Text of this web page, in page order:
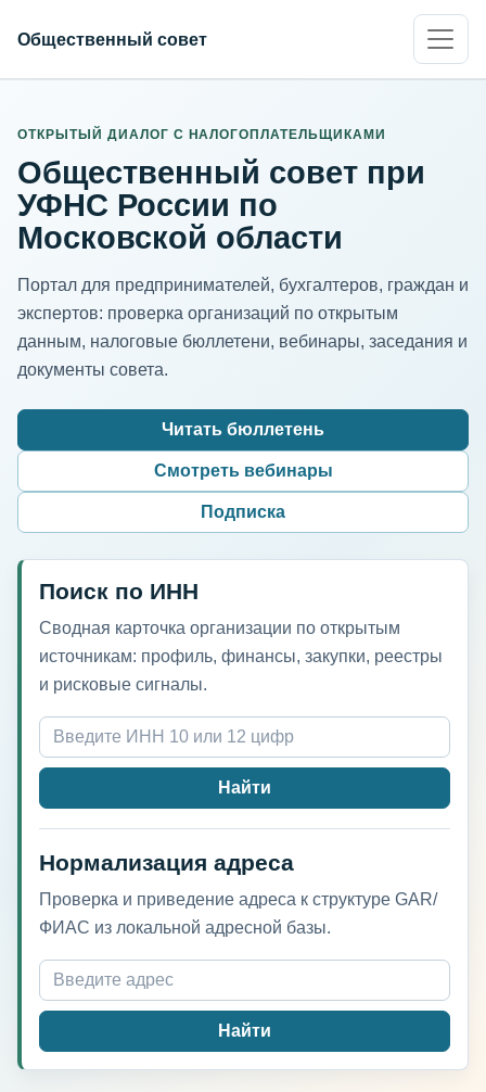
Общественный совет
ОТКРЫТЫЙ ДИАЛОГ С НАЛОГОПЛАТЕЛЬЩИКАМИ
Общественный совет при
УФНС России по
Московской области
Портал для предпринимателей, бухгалтеров, граждан и
экспертов: проверка организаций по открытым
данным, налоговые бюллетени, вебинары, заседания и
документы совета.
Читать бюллетень
Смотреть вебинары
Подписка
Поиск по ИНН
Сводная карточка организации по открытым
источникам: профиль, финансы, закупки, реестры
и рисковые сигналы.
ИНН организации
Найти
Нормализация адреса
Проверка и приведение адреса к структуре GAR/
ФИАС из локальной адресной базы.
Адрес для нормализации
Найти